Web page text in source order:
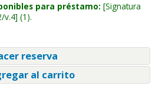
para préstamo: Signatura
v.4 (1).
reserva
al carrito